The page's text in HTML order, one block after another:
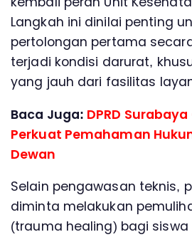
Langkah ini dinilai penting
pertolongan pertama
terjadi kondisi darurat,
yang jauh dari fasilitas
Baca Juga: DPRD
Perkuat Pemahaman
Dewan
Selain pengawasan teknis,
diminta melakukan
(trauma healing) bagi